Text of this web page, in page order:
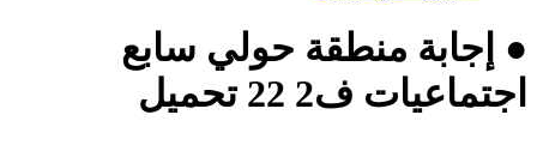
● إجابة منطقة حولي سابع
اجتماعيات ف2 22 تحميل